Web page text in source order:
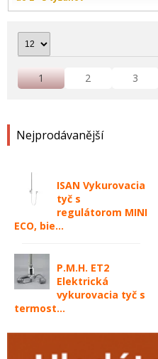
Nejprodávanější
ISAN Vykurovacia
tyč s
regulátorom MINI
ECO, bie...
P.M.H. ET2
Elektrická
vykurovacia tyč s
termost...
1 2 3